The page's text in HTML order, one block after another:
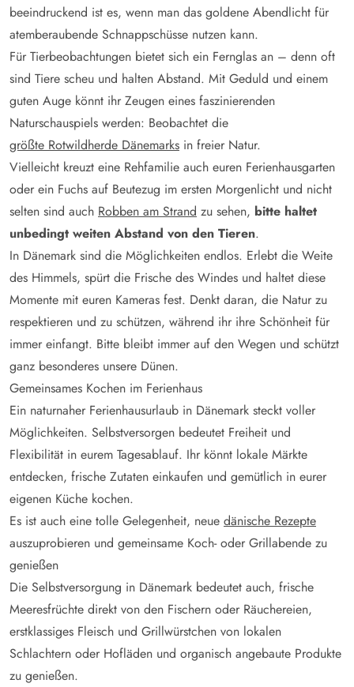
beeindruckend ist es, wenn man das goldene Abendlicht für
atemberaubende Schnappschüsse nutzen kann.
Für Tierbeobachtungen bietet sich ein Fernglas an – denn oft
sind Tiere scheu und halten Abstand. Mit Geduld und einem
guten Auge könnt ihr Zeugen eines faszinierenden
Naturschauspiels werden: Beobachtet die
größte Rotwildherde Dänemarks in freier Natur.
Vielleicht kreuzt eine Rehfamilie auch euren Ferienhausgarten
oder ein Fuchs auf Beutezug im ersten Morgenlicht und nicht
selten sind auch Robben am Strand zu sehen, bitte haltet
unbedingt weiten Abstand von den Tieren.
In Dänemark sind die Möglichkeiten endlos. Erlebt die Weite
des Himmels, spürt die Frische des Windes und haltet diese
Momente mit euren Kameras fest. Denkt daran, die Natur zu
respektieren und zu schützen, während ihr ihre Schönheit für
immer einfangt. Bitte bleibt immer auf den Wegen und schützt
ganz besonderes unsere Dünen.
Gemeinsames Kochen im Ferienhaus
Ein naturnaher Ferienhausurlaub in Dänemark steckt voller
Möglichkeiten. Selbstversorgen bedeutet Freiheit und
Flexibilität in eurem Tagesablauf. Ihr könnt lokale Märkte
entdecken, frische Zutaten einkaufen und gemütlich in eurer
eigenen Küche kochen.
Es ist auch eine tolle Gelegenheit, neue dänische Rezepte
auszuprobieren und gemeinsame Koch- oder Grillabende zu
genießen
Die Selbstversorgung in Dänemark bedeutet auch, frische
Meeresfrüchte direkt von den Fischern oder Räuchereien,
erstklassiges Fleisch und Grillwürstchen von lokalen
Schlachtern oder Hofläden und organisch angebaute Produkte
zu genießen.